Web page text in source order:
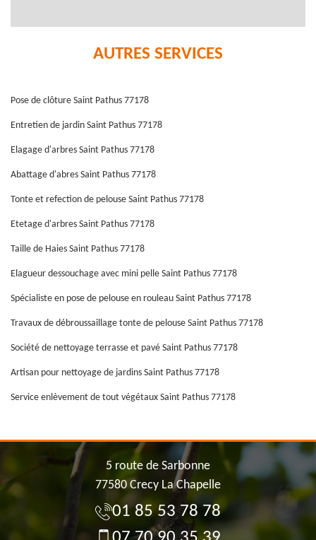
AUTRES SERVICES
Pose de clôture Saint Pathus 77178
Entretien de jardin Saint Pathus 77178
Elagage d'arbres Saint Pathus 77178
Abattage d'abres Saint Pathus 77178
Tonte et refection de pelouse Saint Pathus 77178
Etetage d'arbres Saint Pathus 77178
Taille de Haies Saint Pathus 77178
Elagueur dessouchage avec mini pelle Saint Pathus 77178
Spécialiste en pose de pelouse en rouleau Saint Pathus 77178
Travaux de débroussaillage tonte de pelouse Saint Pathus 77178
Société de nettoyage terrasse et pavé Saint Pathus 77178
Artisan pour nettoyage de jardins Saint Pathus 77178
Service enlèvement de tout végétaux Saint Pathus 77178
5 route de Sarbonne
77580 Crecy La Chapelle
01 85 53 78 78